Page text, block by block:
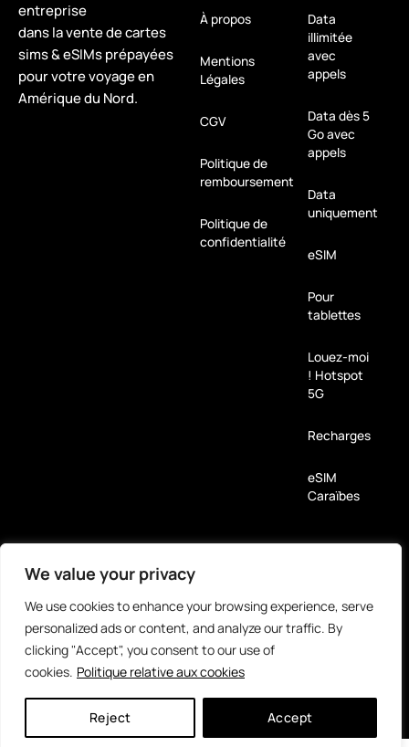
We value your privacy
We use cookies to enhance your browsing experience, serve
personalized ads or content, and analyze our traffic. By
clicking "Accept", you consent to our use of
cookies. Politique relative aux cookies
Reject Accept
entreprise
dans la vente de cartes
sims & eSIMs prépayées
pour votre voyage en
Amérique du Nord.
À propos
Mentions
Légales
CGV
Politique de
remboursement
Politique de
confidentialité
Data
illimitée
avec
appels
Data dès 5
Go avec
appels
Data
uniquement
eSIM
Pour
tablettes
Louez-moi
! Hotspot
5G
Recharges
eSIM
Caraïbes
Partenaires